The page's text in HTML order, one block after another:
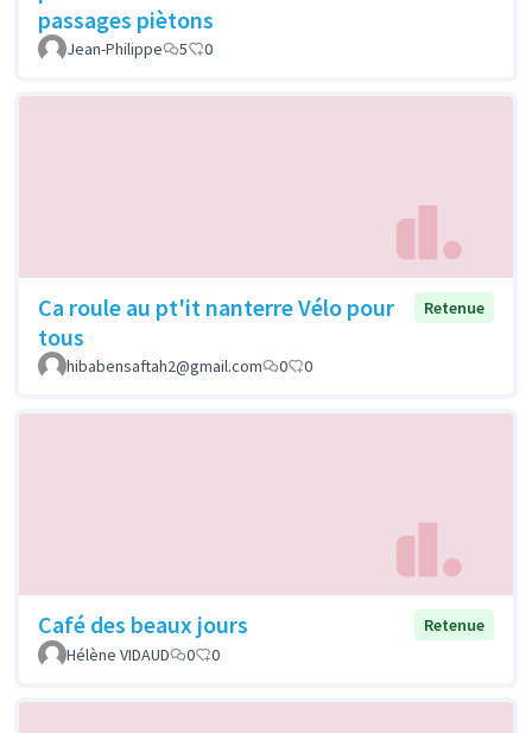
passages piètons
Jean-Philippe 5 0
Ca roule au pt'it nanterre Vélo pour
tous
Retenue
hibabensaftah2@gmail.com 0 0
Café des beaux jours
Retenue
Hélène VIDAUD
0 0